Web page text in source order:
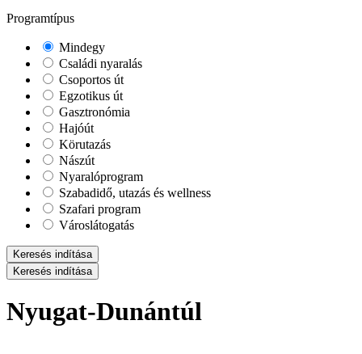
Programtípus
Mindegy
Családi nyaralás
Csoportos út
Egzotikus út
Gasztronómia
Hajóút
Körutazás
Nászút
Nyaralóprogram
Szabadidő, utazás és wellness
Szafari program
Városlátogatás
Keresés indítása
Keresés indítása
Nyugat-Dunántúl